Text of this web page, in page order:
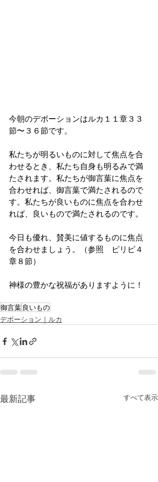
今朝のデボーションはルカ１１章３３
節〜３６節です。
私たちが明るいものに対して焦点を合
わせるとき、私たち自身も明るみで満
たされます。私たちが御言葉に焦点を
合わせれば、御言葉で満たされるので
す。私たちが良いものに焦点を合わせ
れば、良いもので満たされるのです。
今日も優れ、賛美に値するものに焦点
を合わせましょう。（参照　ピリピ４
章８節）
神様の豊かな祝福がありますように！
御言葉 良いもの
デボーション｜ルカ
最新記事 すべて表示